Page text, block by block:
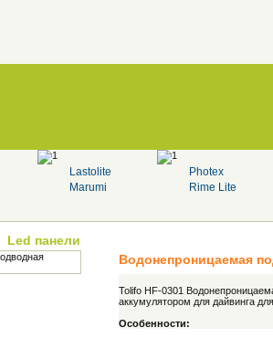
Lastolite
Marumi
Photex
Rime Lite
Led панели
Водонепроницаемая
Tolifo HF-0301
аккумулятором для дайвинга
Особенности: